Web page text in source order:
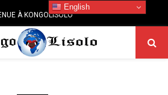
À KONGOLISOLO
English